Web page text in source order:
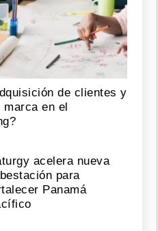
de clientes y
en el
acelera nueva
para
Panamá